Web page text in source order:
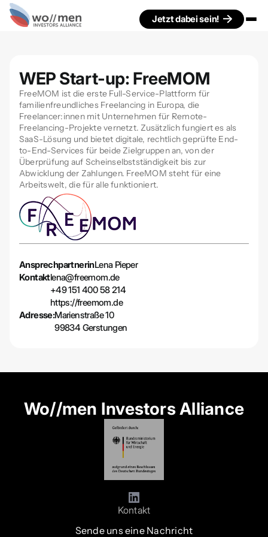
Jetzt dabei sein!
WEP Start-up: FreeMOM
FreeMOM ist die erste Full-Service-Plattform für
familienfreundliches Freelancing in Europa, die
Freelancer:innen mit Unternehmen für Remote-
Freelancing-Projekte vernetzt. Zusätzlich fungiert es als
SaaS-Lösung und bietet digitale, rechtlich geprüfte End-
to-End-Services für beide Zielgruppen an, von der
Überprüfung auf Scheinselbstständigkeit bis zur
Abwicklung der Zahlungen. FreeMOM steht für eine
Arbeitswelt, die für alle funktioniert.
AnsprechpartnerinLena Pieper
Kontaktlena@freemom.de
+49 151 400 58 214
https://freemom.de
Adresse:Marienstraße 10
99834 Gerstungen
Wo//men Investors Alliance
Kontakt
Sende uns eine Nachricht